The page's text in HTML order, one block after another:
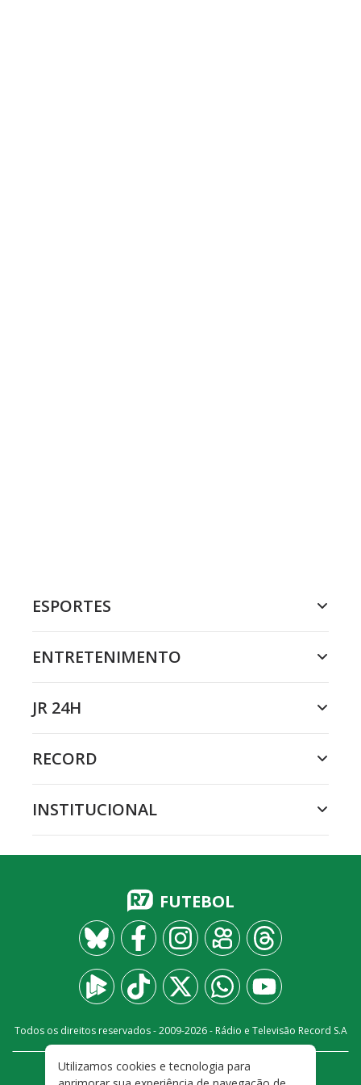
ESPORTES
ENTRETENIMENTO
JR 24H
RECORD
INSTITUCIONAL
FUTEBOL
Todos os direitos reservados - 2009-2026- Rádio e Televisão Record S.A
FALE CONOSCO PRIVACIDADE
Utilizamos cookies e tecnologia para